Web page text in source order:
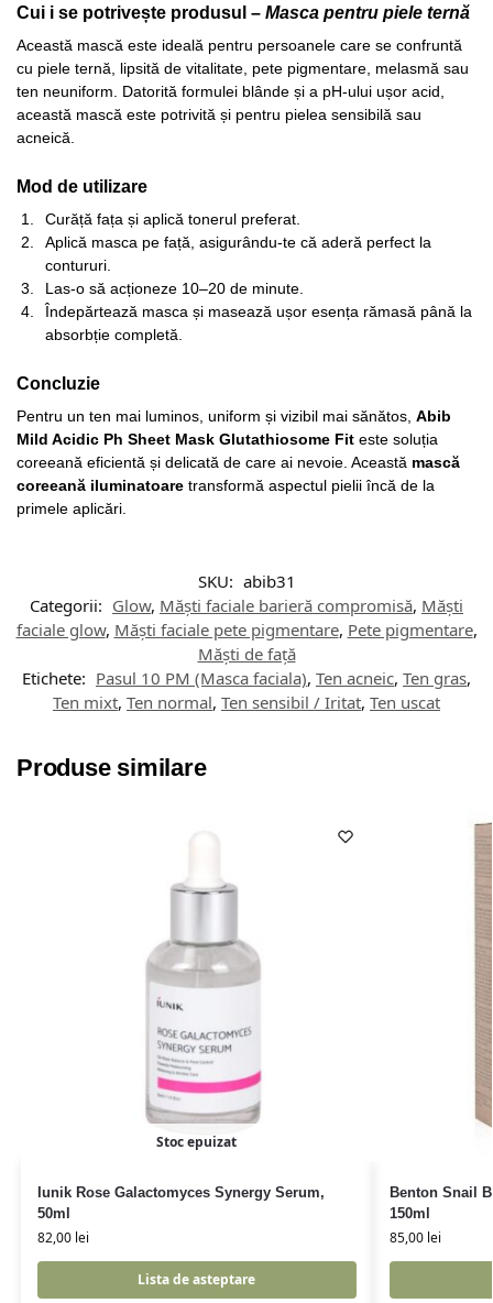
Cui i se potrivește produsul – Masca pentru piele ternă
Această mască este ideală pentru persoanele care se confruntă
cu piele ternă, lipsită de vitalitate, pete pigmentare, melasmă sau
ten neuniform. Datorită formulei blânde și a pH-ului ușor acid,
această mască este potrivită și pentru pielea sensibilă sau
acneică.
Mod de utilizare
Curăță fața și aplică tonerul preferat.
Aplică masca pe față, asigurându-te că aderă perfect la
contururi.
Las-o să acționeze 10–20 de minute.
Îndepărtează masca și masează ușor esența rămasă până la
absorbție completă.
Concluzie
Pentru un ten mai luminos, uniform și vizibil mai sănătos, Abib
Mild Acidic Ph Sheet Mask Glutathiosome Fit este soluția
coreeană eficientă și delicată de care ai nevoie. Această mască
coreeană iluminatoare transformă aspectul pielii încă de la
primele aplicări.
SKU: abib31
Categorii: Glow, Măști faciale barieră compromisă, Măști
faciale glow, Măști faciale pete pigmentare, Pete pigmentare,
Măști de față
Etichete: Pasul 10 PM (Masca faciala), Ten acneic, Ten gras,
Ten mixt, Ten normal, Ten sensibil / Iritat, Ten uscat
Produse similare
Stoc epuizat
Iunik Rose Galactomyces Synergy Serum,
50ml
82,00 lei
Lista de asteptare
Benton Snail
150ml
85,00 lei